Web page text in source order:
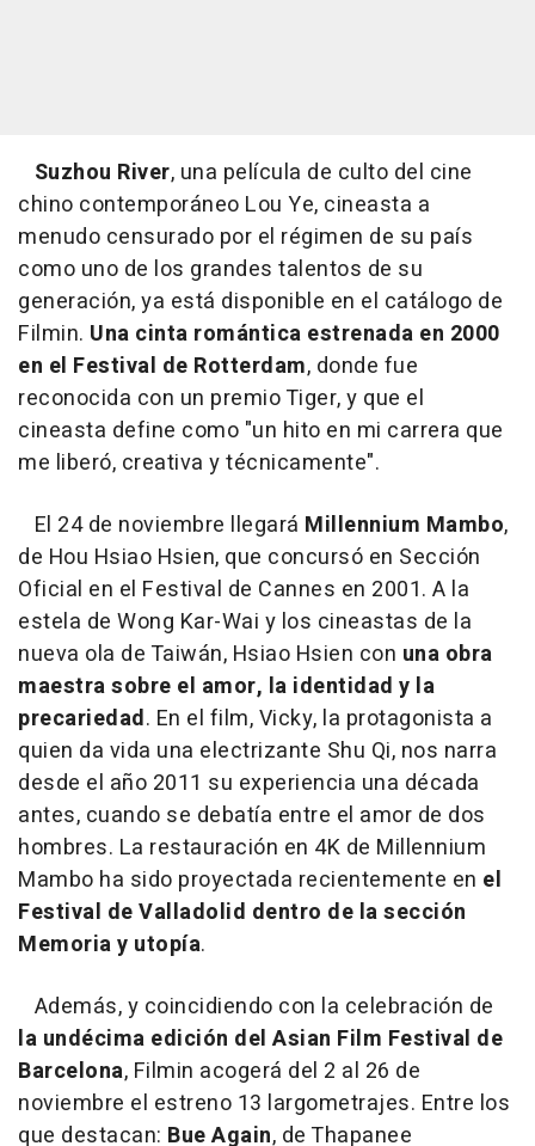
Suzhou River, una película de culto del cine
chino contemporáneo Lou Ye, cineasta a
menudo censurado por el régimen de su país
como uno de los grandes talentos de su
generación, ya está disponible en el catálogo de
Filmin. Una cinta romántica estrenada en 2000
en el Festival de Rotterdam, donde fue
reconocida con un premio Tiger, y que el
cineasta define como "un hito en mi carrera que
me liberó, creativa y técnicamente".
El 24 de noviembre llegará Millennium Mambo,
de Hou Hsiao Hsien, que concursó en Sección
Oficial en el Festival de Cannes en 2001. A la
estela de Wong Kar-Wai y los cineastas de la
nueva ola de Taiwán, Hsiao Hsien con una obra
maestra sobre el amor, la identidad y la
precariedad. En el film, Vicky, la protagonista a
quien da vida una electrizante Shu Qi, nos narra
desde el año 2011 su experiencia una década
antes, cuando se debatía entre el amor de dos
hombres. La restauración en 4K de Millennium
Mambo ha sido proyectada recientemente en el
Festival de Valladolid dentro de la sección
Memoria y utopía.
Además, y coincidiendo con la celebración de
la undécima edición del Asian Film Festival de
Barcelona, Filmin acogerá del 2 al 26 de
noviembre el estreno 13 largometrajes. Entre los
que destacan: Bue Again, de Thapanee